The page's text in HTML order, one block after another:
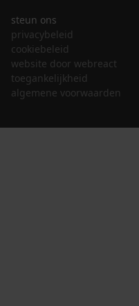
steun ons
privacybeleid
cookiebeleid
website door webreact
toegankelijkheid
algemene voorwaarden